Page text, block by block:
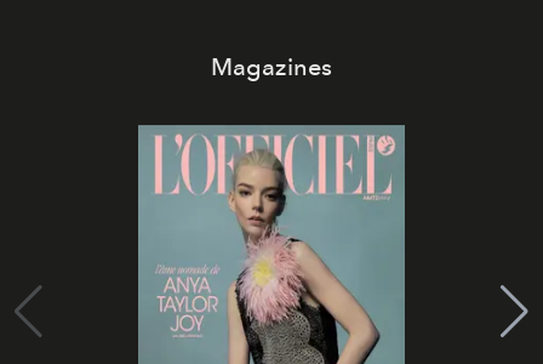
Magazines